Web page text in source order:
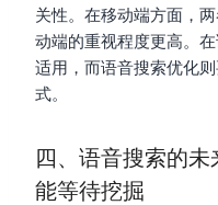
关性。在移动端方面，
动端的重视程度更高。
适用，而语音搜索优化
式。
四、语音搜索的
能等待挖掘